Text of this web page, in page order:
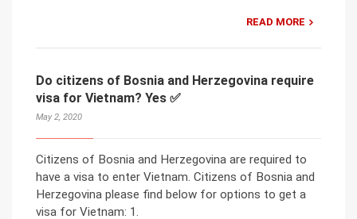
READ MORE
Do citizens of Bosnia and Herzegovina require
visa for Vietnam? Yes ✅
May 2, 2020
Citizens of Bosnia and Herzegovina are required to
have a visa to enter Vietnam. Citizens of Bosnia and
Herzegovina please find below for options to get a
visa for Vietnam: 1.